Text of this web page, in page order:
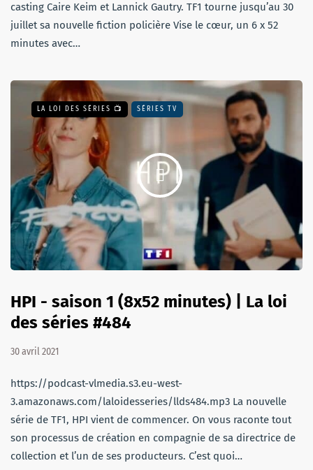
casting Caire Keim et Lannick Gautry. TF1 tourne jusqu’au 30
juillet sa nouvelle fiction policière Vise le cœur, un 6 x 52
minutes avec…
LA LOI DES SÉRIES 📺 SÉRIES TV
HPI - saison 1 (8x52 minutes) | La loi
des séries #484
30 avril 2021
https://podcast-vlmedia.s3.eu-west-
3.amazonaws.com/laloidesseries/llds484.mp3 La nouvelle
série de TF1, HPI vient de commencer. On vous raconte tout
son processus de création en compagnie de sa directrice de
collection et l’un de ses producteurs. C’est quoi…